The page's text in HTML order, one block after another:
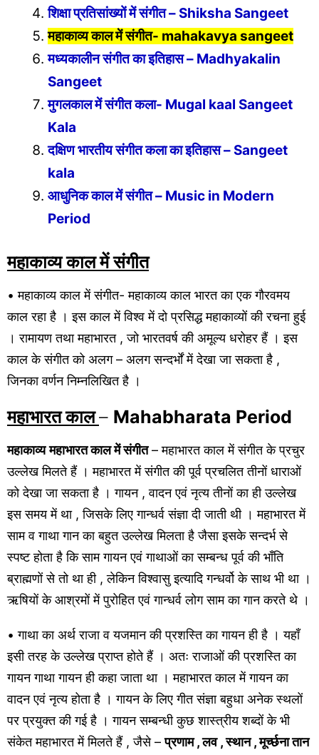
शिक्षा प्रतिसांख्यों में संगीत – Shiksha Sangeet
महाकाव्य काल में संगीत- mahakavya sangeet
मध्यकालीन संगीत का इतिहास – Madhyakalin
Sangeet
मुगलकाल में संगीत कला- Mugal kaal Sangeet
Kala
दक्षिण भारतीय संगीत कला का इतिहास – Sangeet
kala
आधुनिक काल में संगीत – Music in Modern
Period
महाकाव्य काल में संगीत
• महाकाव्य काल में संगीत- महाकाव्य काल भारत का एक गौरवमय
काल रहा है । इस काल में विश्व में दो प्रसिद्ध महाकाव्यों की रचना हुई
। रामायण तथा महाभारत , जो भारतवर्ष की अमूल्य धरोहर हैं । इस
काल के संगीत को अलग – अलग सन्दर्भों में देखा जा सकता है ,
जिनका वर्णन निम्नलिखित है ।
महाभारत काल– Mahabharata Period
महाकाव्य महाभारत काल में संगीत– महाभारत काल में संगीत के प्रचुर
उल्लेख मिलते हैं । महाभारत में संगीत की पूर्व प्रचलित तीनों धाराओं
को देखा जा सकता है । गायन , वादन एवं नृत्य तीनों का ही उल्लेख
इस समय में था , जिसके लिए गान्धर्व संज्ञा दी जाती थी । महाभारत में
साम व गाथा गान का बहुत उल्लेख मिलता है जैसा इसके सन्दर्भ से
स्पष्ट होता है कि साम गायन एवं गाथाओं का सम्बन्ध पूर्व की भाँति
ब्राह्मणों से तो था ही , लेकिन विश्वासु इत्यादि गन्धर्वो के साथ भी था ।
ऋषियों के आश्रमों में पुरोहित एवं गान्धर्व लोग साम का गान करते थे ।
• गाथा का अर्थ राजा व यजमान की प्रशस्ति का गायन ही है । यहाँ
इसी तरह के उल्लेख प्राप्त होते हैं । अतः राजाओं की प्रशस्ति का
गायन गाथा गायन ही कहा जाता था । महाभारत काल में गायन का
वादन एवं नृत्य होता है । गायन के लिए गीत संज्ञा बहुधा अनेक स्थलों
पर प्रयुक्त की गई है । गायन सम्बन्धी कुछ शास्त्रीय शब्दों के भी
संकेत महाभारत में मिलते हैं , जैसे –प्रणाम , लव , स्थान , मूर्च्छना तान